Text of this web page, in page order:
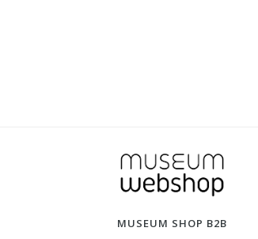
MUSEUM SHOP B2B